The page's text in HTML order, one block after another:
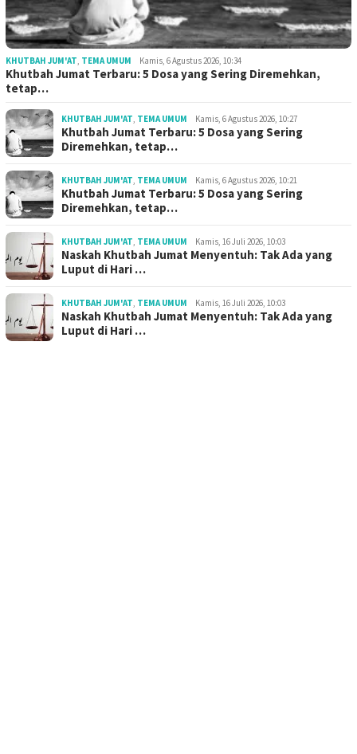
KHUTBAH JUM'AT, TEMA UMUM Kamis, 6 Agustus 2026, 10:34
Khutbah Jumat Terbaru: 5 Dosa yang Sering Diremehkan,
tetap…
KHUTBAH JUM'AT, TEMA UMUM Kamis, 6 Agustus 2026, 10:27
Khutbah Jumat Terbaru: 5 Dosa yang Sering
Diremehkan, tetap…
KHUTBAH JUM'AT, TEMA UMUM Kamis, 6 Agustus 2026, 10:21
Khutbah Jumat Terbaru: 5 Dosa yang Sering
Diremehkan, tetap…
KHUTBAH JUM'AT, TEMA UMUM Kamis, 16 Juli 2026, 10:03
Naskah Khutbah Jumat Menyentuh: Tak Ada yang
Luput di Hari …
KHUTBAH JUM'AT, TEMA UMUM Kamis, 16 Juli 2026, 10:03
Naskah Khutbah Jumat Menyentuh: Tak Ada yang
Luput di Hari …